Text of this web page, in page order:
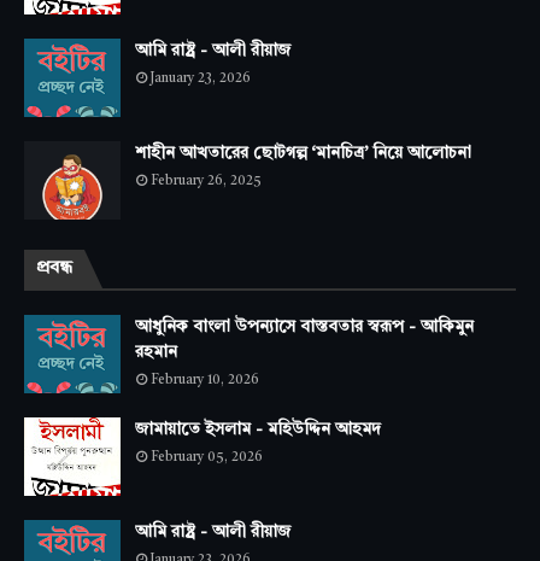
আমি রাষ্ট্র - আলী রীয়াজ
January 23, 2026
শাহীন আখতারের ছোটগল্প ‘মানচিত্র’ নিয়ে আলোচনা
February 26, 2025
প্রবন্ধ
আধুনিক বাংলা উপন্যাসে বাস্তবতার স্বরূপ - আকিমুন
রহমান
February 10, 2026
জামায়াতে ইসলাম - মহিউদ্দিন আহমদ
February 05, 2026
আমি রাষ্ট্র - আলী রীয়াজ